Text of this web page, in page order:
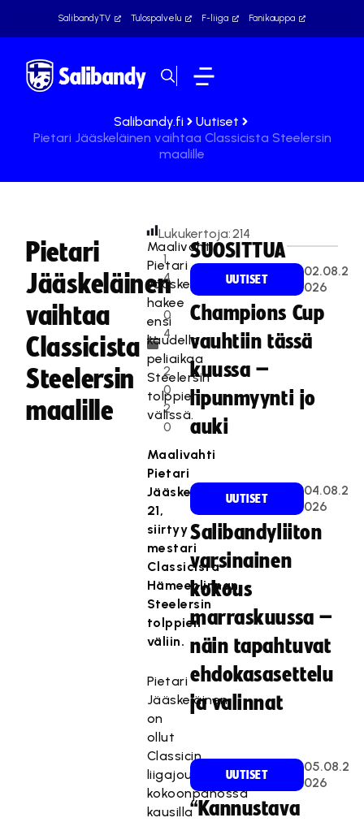
SalibandyTV Tulospalvelu F-liiga Fanikauppa
Salibandy.fi
Uutiset
Pietari Jääskeläinen vaihtaa Classicista Steelersin
maalille
Pietari
Jääskeläinen
vaihtaa
Classicista
Steelersin
maalille
1
4
.
0
4
.
2
0
2
0
Lukukertoja:214
Maalivahti
Pietari
Jääskeläinen
hakee
ensi
kaudella
peliaikaa
Steelersin
tolppien
välissä.
Maalivahti
Pietari
Jääskeläinen,
21,
siirtyy
mestari
Classicista
Hämeenlinnan
Steelersin
tolppien
väliin.
Pietari
Jääskeläinen
on
ollut
Classicin
liigajoukkueen
kokoonpanossa
kausilla
SUOSITTUA
UUTISET
02.08.2
026
Champions Cup
vauhtiin tässä
kuussa –
lipunmyynti jo
auki
UUTISET
04.08.2
026
Salibandyliiton
varsinainen
kokous
marraskuussa –
näin tapahtuvat
ehdokasasettelu
ja valinnat
UUTISET
05.08.2
026
“Kannustava